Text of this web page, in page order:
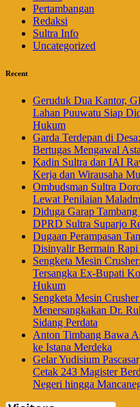
Pertambangan
Redaksi
Sultra Info
Uncategorized
Recent
Geruduk Dua Kantor,
Lahan Puuwatu Siap
Hukum
Garda Terdepan di
Bertugas Mengawal
Kadin Sultra dan IAI
Kerja dan Wirausaha
Ombudsman Sultra
Lewat Penilaian
Diduga Garap
DPRD Sultra Suparjo
Dugaan Perampasan
Disinyalir Bermain Rapi
Sengketa Mesin
Tersangka Ex-Bupati
Hukum
Sengketa Mesin
Menersangkakan Dr.
Sidang Perdata
Anton Timbang Bawa
ke Istana Merdeka
Gelar Yudisium
Cetak 243 Magister
Negeri hingga